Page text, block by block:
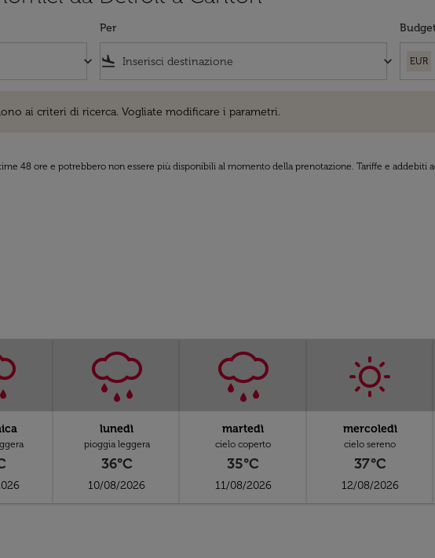
keyboard_arrow_down
Per
flight_land keyboard_arrow_down EUR
ai criteri di ricerca. Vogliate modificare i parametri.
48 ore e potrebbero non essere più disponibili al momento della prenotazione. Tariffe e addebiti
lunedì
pioggia leggera
36°C
10/08/2026
martedì
cielo coperto
35°C
11/08/2026
mercoledì
cielo sereno
37°C
12/08/2026